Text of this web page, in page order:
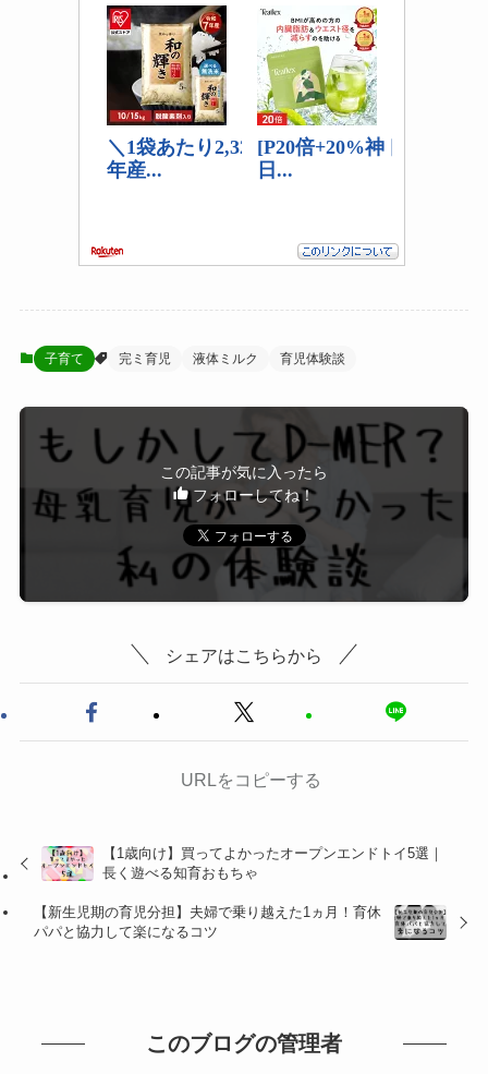
子育て 完ミ育児 液体ミルク 育児体験談
この記事が気に入ったら
フォローしてね！
シェアはこちらから
URLをコピーする
【1歳向け】買ってよかったオープンエンドトイ5選｜
長く遊べる知育おもちゃ
【新生児期の育児分担】夫婦で乗り越えた1ヵ月！育休
パパと協力して楽になるコツ
このブログの管理者